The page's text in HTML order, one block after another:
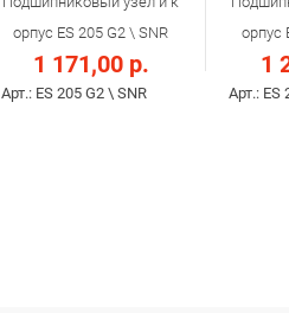
орпус ES 205 G2 \ SNR
1 171,00 р.
Арт.: ES 205 G2 \ SNR
орпус
1
Арт.: ES